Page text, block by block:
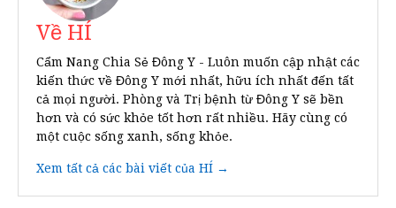
Về HÍ
Cẩm Nang Chia Sẻ Đông Y - Luôn muốn cập nhật các
kiến thức về Đông Y mới nhất, hữu ích nhất đến tất
cả mọi người. Phòng và Trị bệnh từ Đông Y sẽ bền
hơn và có sức khỏe tốt hơn rất nhiều. Hãy cùng có
một cuộc sống xanh, sống khỏe.
Xem tất cả các bài viết của HÍ →